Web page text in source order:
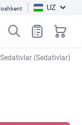
UZ
Sedativlar (Sedativlar)